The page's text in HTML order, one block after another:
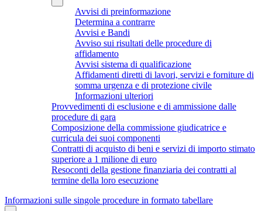
Avvisi di preinformazione
Determina a contrarre
Avvisi e Bandi
Avviso sui risultati delle procedure di
affidamento
Avvisi sistema di qualificazione
Affidamenti diretti di lavori, servizi e forniture di
somma urgenza e di protezione civile
Informazioni ulteriori
Provvedimenti di esclusione e di ammissione dalle
procedure di gara
Composizione della commissione giudicatrice e
curricula dei suoi componenti
Contratti di acquisto di beni e servizi di importo stimato
superiore a 1 milione di euro
Resoconti della gestione finanziaria dei contratti al
termine della loro esecuzione
Informazioni sulle singole procedure in formato tabellare